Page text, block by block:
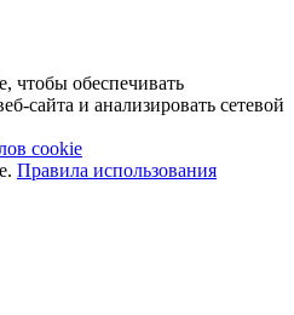
чтобы обеспечивать
сайта и анализировать сетевой
cookie
Правила использования